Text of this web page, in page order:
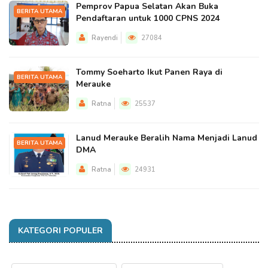
BERITA UTAMA
Pemprov Papua Selatan Akan Buka
Pendaftaran untuk 1000 CPNS 2024
Rayendi 27084
BERITA UTAMA
Tommy Soeharto Ikut Panen Raya di
Merauke
Ratna 25537
BERITA UTAMA
Lanud Merauke Beralih Nama Menjadi Lanud
DMA
Ratna 24931
KATEGORI POPULER